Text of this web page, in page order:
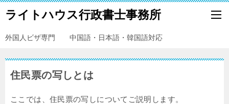
ライトハウス行政書士事務所
外国人ビザ専門 中国語・日本語・韓国語対応
住民票の写しとは
ここでは、住民票の写しについてご説明します。